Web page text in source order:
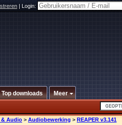
|Login:
Top downloads Meer
& Audio > Audiobewerking > REAPER v3.141